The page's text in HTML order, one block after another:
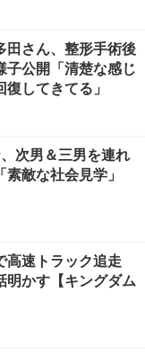
田さん、整形手術後
子公開「清楚な感じ
してきてる」
次男＆三男を連れ
敵な社会見学」
高速トラック追走
明かす【キングダム